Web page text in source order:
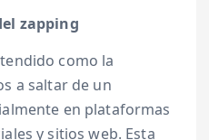
zapping
como la
a saltar de un
en plataformas
y sitios web. Esta